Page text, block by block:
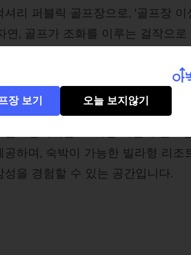
셔리 퍼블릭 골프장으로, '골프장
연, 골프가 조화를 이루는 걸작으
국내외 골퍼들 사이에서 큰 찬사를
얻을 정도로 해안 절벽을 따라 이
공하며, 숙박이 가능한 빌라형 리
성을 경험할 수 있는 공간입니다.